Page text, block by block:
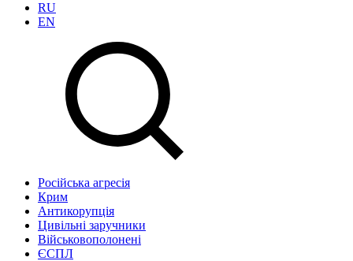
RU
EN
Російська агресія
Крим
Антикорупція
Цивільні заручники
Військовополонені
ЄСПЛ